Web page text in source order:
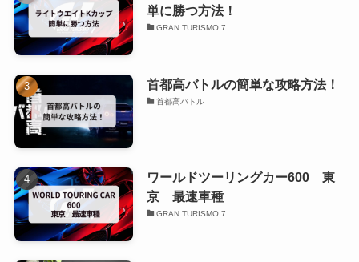
単に勝つ方法！
GRAN TURISMO 7
首都高バトルの簡単な攻略方法！
首都高バトル
ワールドツーリングカー600 東
京 最速車種
GRAN TURISMO 7